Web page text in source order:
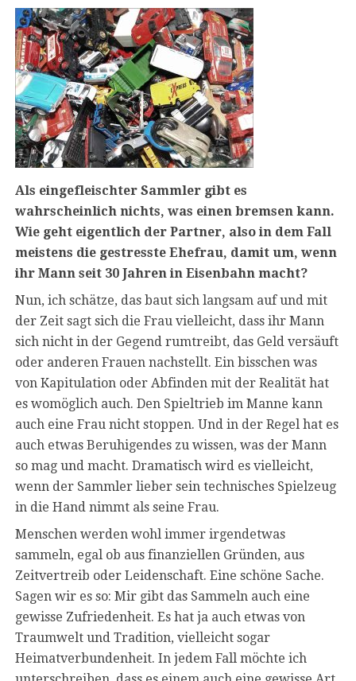
Als eingefleischter Sammler gibt es
wahrscheinlich nichts, was einen bremsen kann.
Wie geht eigentlich der Partner, also in dem Fall
meistens die gestresste Ehefrau, damit um, wenn
ihr Mann seit 30 Jahren in Eisenbahn macht?
Nun, ich schätze, das baut sich langsam auf und mit
der Zeit sagt sich die Frau vielleicht, dass ihr Mann
sich nicht in der Gegend rumtreibt, das Geld versäuft
oder anderen Frauen nachstellt. Ein bisschen was
von Kapitulation oder Abfinden mit der Realität hat
es womöglich auch. Den Spieltrieb im Manne kann
auch eine Frau nicht stoppen. Und in der Regel hat es
auch etwas Beruhigendes zu wissen, was der Mann
so mag und macht. Dramatisch wird es vielleicht,
wenn der Sammler lieber sein technisches Spielzeug
in die Hand nimmt als seine Frau.
Menschen werden wohl immer irgendetwas
sammeln, egal ob aus finanziellen Gründen, aus
Zeitvertreib oder Leidenschaft. Eine schöne Sache.
Sagen wir es so: Mir gibt das Sammeln auch eine
gewisse Zufriedenheit. Es hat ja auch etwas von
Traumwelt und Tradition, vielleicht sogar
Heimatverbundenheit. In jedem Fall möchte ich